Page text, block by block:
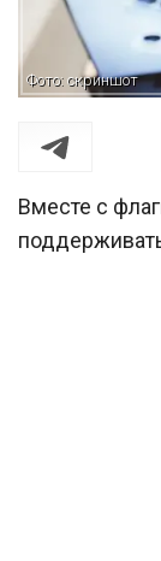
Фото: скриншот
Вместе с